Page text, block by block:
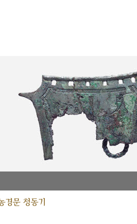
경문 청동기